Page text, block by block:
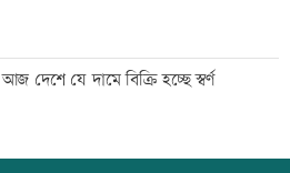
বাংলাদেশি পাঁচ হাজার কৃষি শ্রমিক নেবে
ওমান
আজ দেশে যে দামে বিক্রি হচ্ছে স্বর্ণ